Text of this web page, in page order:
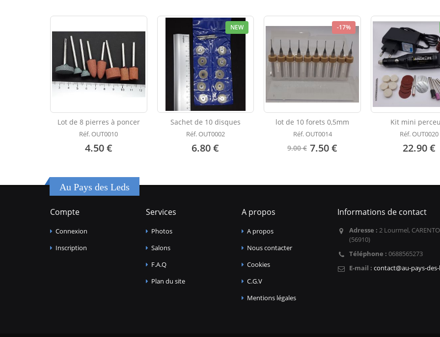
Lot de 8 pierres à poncer
Réf. OUT0010
4.50 €
NEW
Sachet de 10 disques
Réf. OUT0002
6.80 €
-17%
lot de 10 forets 0,5mm
Réf. OUT0014
9.00 € 7.50 €
Kit mini
Réf. OUT0020
22.90 €
Au Pays des Leds
Compte
Connexion
Inscription
Services
Photos
Salons
F.A.Q
Plan du site
A propos
A propos
Nous contacter
Cookies
C.G.V
Mentions légales
Informations de contact
Adresse : 2 Lourmel,
(56910)
Téléphone : 0688565273
E-mail : contact@au-pays-